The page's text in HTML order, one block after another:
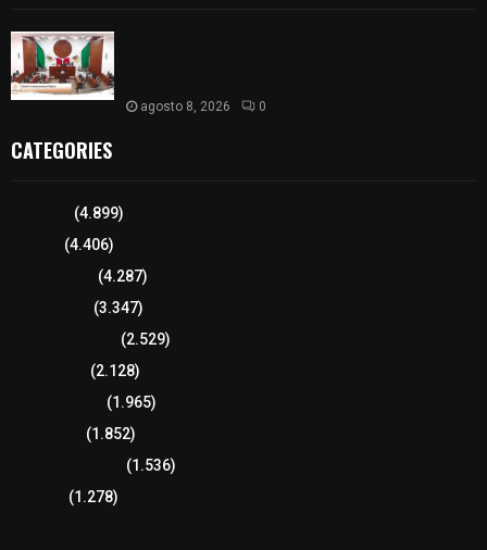
agosto 8, 2026 0
CATEGORIES
(4.899)
(4.406)
(4.287)
(3.347)
(2.529)
(2.128)
(1.965)
(1.852)
(1.536)
(1.278)